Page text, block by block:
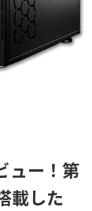
ュー！第
載した